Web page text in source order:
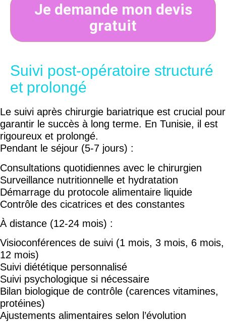
Je demande mon devis
gratuit
Suivi post-opératoire structuré
et prolongé
Le suivi après chirurgie bariatrique est crucial pour
garantir le succès à long terme. En Tunisie, il est
rigoureux et prolongé.
Pendant le séjour (5-7 jours) :
Consultations quotidiennes avec le chirurgien
Surveillance nutritionnelle et hydratation
Démarrage du protocole alimentaire liquide
Contrôle des cicatrices et des constantes
À distance (12-24 mois) :
Visioconférences de suivi (1 mois, 3 mois, 6 mois,
12 mois)
Suivi diététique personnalisé
Suivi psychologique si nécessaire
Bilan biologique de contrôle (carences vitamines,
protéines)
Ajustements alimentaires selon l’évolution